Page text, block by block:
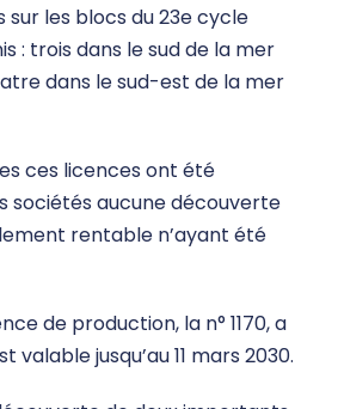
les blocs du 23e cycle
: trois dans le sud de la mer
dans le sud-est de la mer
ces licences ont été
sociétés aucune découverte
rentable n’ayant été
de production, la n° 1170, a
valable jusqu’au 11 mars 2030.